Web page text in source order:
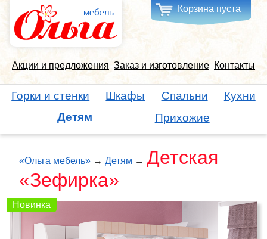
Акции и предложения Заказ и изготовление Контакты
Корзина пуста
Горки и стенки Шкафы Спальни
Кухни
Детям
Прихожие
«Ольга мебель» → Детям → Детская
«Зефирка»
Новинка